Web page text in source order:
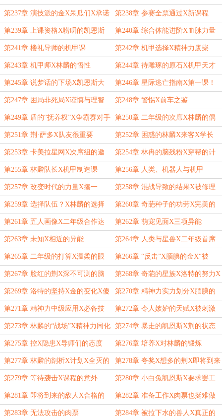
第237章 演技派的金X呆瓜们X承诺
与决心
第238章 参赛全票通过X新课程
第239章 上课资格X唠叨的凯恩斯 第240章 综合体能进阶X血脉力量
第241章 楼礼导师的机甲课 第242章 机甲选择X精神力废柴
第243章 机甲师X林麟的悟性 第244章 待雕琢的原石X机甲天才
第245章 说梦话的下场X凯恩斯大
魔王
第246章 星际逃亡指南X第一课！
第247章 困局非死局X谨慎与理智 第248章 警惕X前车之鉴
第249章 盾的“抚养权”X争霸赛对手 第250章 二年级的次席X林麟的偶
遇对象？
第251章 荆·萨多X队友很重要 第252章 困惑的林麟X来客X学长
第253章 卡美拉星网X次席组的邀
请
第254章 林冉的脑残粉X穿帮的计
划
第255章 林麟队长X机甲制造课 第256章 人类、机器人与机甲
第257章 改变时代的力量X揍一
顿！
第258章 混战导致的结果X被修理
的凯恩斯
第259章 选择队伍？X林麟的选择 第260章 奇葩种子的功劳X完美的
分析
第261章 五人画像X二年级合作达
成
第262章 萌宠见面X三项异能
第263章 未知X相近的异能 第264章 人类与星兽X二年级首席
队“内战”
第265章 二年级的打算X温柔的眼
神
第266章 “反击”X腼腆的金X“被
虐”的林麟
第267章 脸红的荆X深不可测的脑
洞
第268章 奇葩的星族X洛特的努力X
最可怕的菜鸟
第269章 洛特的坚持X金的变化X傻
瓜夜拿
第270章 精神力实力划分X腼腆的
金
第271章 精神力中级应用X必备技
能
第272章 令人嫉妒的天赋X被刺激
的撒迦
第273章 林麟的“战场”X精神力同化 第274章 暴走的凯恩斯X荆的状态
第275章 控X隐患X导师们的态度 第276章 培养X对林麟的锻炼
第277章 林麟的剖析X计划X全灭的
结局？
第278章 夸奖X想多的荆X即将到来
的危险
第279章 等待袭击X课程的意外 第280章 小白兔凯恩斯X要求罢工
的林麟
第281章 即将到来的敌人X合格的
肉票
第282章 准备工作X肉票也挺难做
的
第283章 无法攻击的肉票 第284章 被拉下水的兽人X真正的